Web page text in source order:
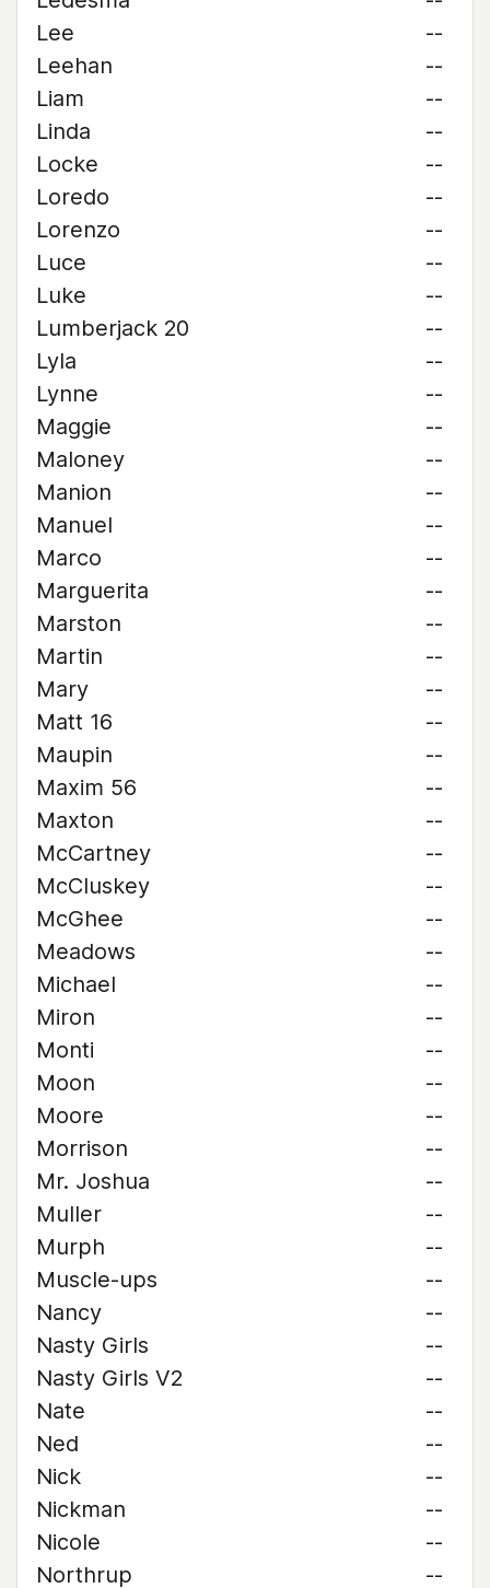
Lee
--
Leehan
--
Liam
--
Linda
--
Locke
--
Loredo
--
Lorenzo
--
Luce
--
Luke
--
Lumberjack 20
--
Lyla
--
Lynne
--
Maggie
--
Maloney
--
Manion
--
Manuel
--
Marco
--
Marguerita
--
Marston
--
Martin
--
Mary
--
Matt 16
--
Maupin
--
Maxim 56
--
Maxton
--
McCartney
--
McCluskey
--
McGhee
--
Meadows
--
Michael
--
Miron
--
Monti
--
Moon
--
Moore
--
Morrison
--
Mr. Joshua
--
Muller
--
Murph
--
Muscle-ups
--
Nancy
--
Nasty Girls
--
Nasty Girls V2
--
Nate
--
Ned
--
Nick
--
Nickman
--
Nicole
--
Northrup
--